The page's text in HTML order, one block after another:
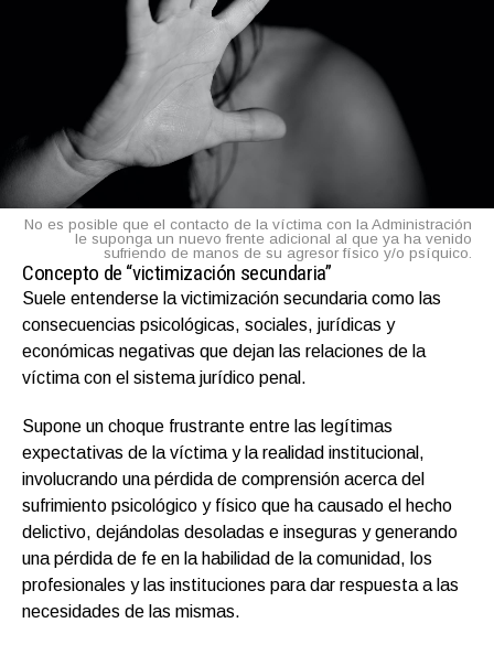
No es posible que el contacto de la víctima con la Administración
le suponga un nuevo frente adicional al que ya ha venido
sufriendo de manos de su agresor físico y/o psíquico.
Concepto de “victimización secundaria”
Suele entenderse la victimización secundaria como las
consecuencias psicológicas, sociales, jurídicas y
económicas negativas que dejan las relaciones de la
víctima con el sistema jurídico penal.
Supone un choque frustrante entre las legítimas
expectativas de la víctima y la realidad institucional,
involucrando una pérdida de comprensión acerca del
sufrimiento psicológico y físico que ha causado el hecho
delictivo, dejándolas desoladas e inseguras y generando
una pérdida de fe en la habilidad de la comunidad, los
profesionales y las instituciones para dar respuesta a las
necesidades de las mismas.